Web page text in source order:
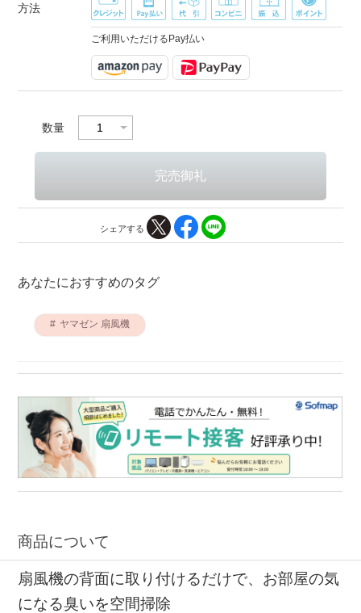
方法
ご利用いただけるPay払い
数量
シェアする
あなたにおすすめのタグ
ヤマゼン 扇風機
商品について
扇風機の背面に取り付けるだけで、お部屋の気
になる臭いを空間掃除